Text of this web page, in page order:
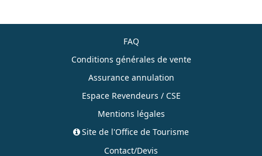
FAQ
Conditions générales de vente
Assurance annulation
Espace Revendeurs / CSE
Mentions légales
Site de l'Office de Tourisme
Contact/Devis